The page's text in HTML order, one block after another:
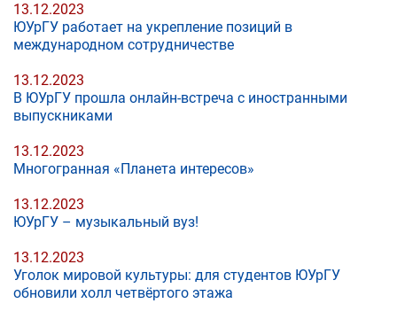
13.12.2023
ЮУрГУ работает на укрепление позиций в
международном сотрудничестве
13.12.2023
В ЮУрГУ прошла онлайн-встреча с иностранными
выпускниками
13.12.2023
Многогранная «Планета интересов»
13.12.2023
ЮУрГУ – музыкальный вуз!
13.12.2023
Уголок мировой культуры: для студентов ЮУрГУ
обновили холл четвёртого этажа